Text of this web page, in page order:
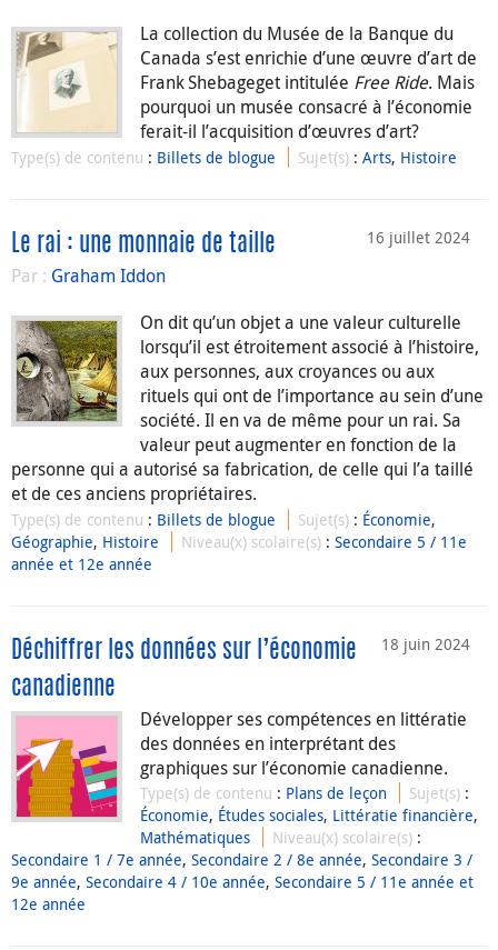
La collection du Musée de la Banque du
Canada s’est enrichie d’une œuvre d’art de
Frank Shebageget intitulée Free Ride. Mais
pourquoi un musée consacré à l’économie
ferait-il l’acquisition d’œuvres d’art?
Type(s) de contenu : Billets de blogue Sujet(s) :Arts, Histoire
16 juillet 2024
Le rai : une monnaie de taille
Par : Graham Iddon
On dit qu’un objet a une valeur culturelle
lorsqu’il est étroitement associé à l’histoire,
aux personnes, aux croyances ou aux
rituels qui ont de l’importance au sein d’une
société. Il en va de même pour un rai. Sa
valeur peut augmenter en fonction de la
personne qui a autorisé sa fabrication, de celle qui l’a taillé
et de ces anciens propriétaires.
Type(s) de contenu : Billets de blogue Sujet(s) : Économie,
Géographie, Histoire Niveau(x) scolaire(s) :Secondaire 5 / 11e
année et 12e année
18 juin 2024
Déchiffrer les données sur l’économie
canadienne
Développer ses compétences en littératie
des données en interprétant des
graphiques sur l’économie canadienne.
Type(s) de contenu : Plans de leçon Sujet(s) :
Économie, Études sociales, Littératie financière,
Mathématiques
Niveau(x) scolaire(s) :
Secondaire 1 / 7e année, Secondaire 2 / 8e année, Secondaire 3 /
9e année, Secondaire 4 / 10e année, Secondaire 5 / 11e année et
12e année